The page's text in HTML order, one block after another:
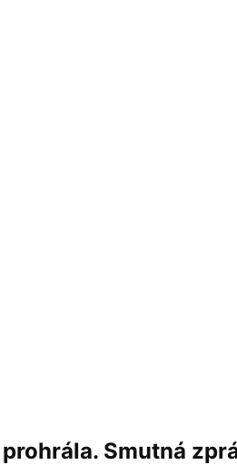
Smutná